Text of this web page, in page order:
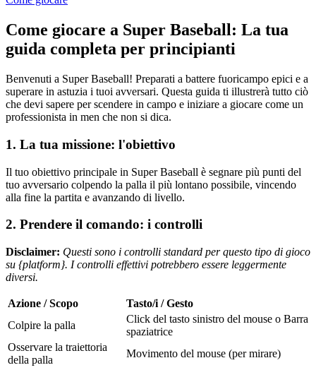
Come giocare a Super Baseball: La tua
guida completa per principianti
Benvenuti a Super Baseball! Preparati a battere fuoricampo epici e a
superare in astuzia i tuoi avversari. Questa guida ti illustrerà tutto ciò
che devi sapere per scendere in campo e iniziare a giocare come un
professionista in men che non si dica.
1. La tua missione: l'obiettivo
Il tuo obiettivo principale in Super Baseball è segnare più punti del
tuo avversario colpendo la palla il più lontano possibile, vincendo
alla fine la partita e avanzando di livello.
2. Prendere il comando: i controlli
Disclaimer: Questi sono i controlli standard per questo tipo di gioco
su {platform}. I controlli effettivi potrebbero essere leggermente
diversi.
Azione / Scopo
Tasto/i / Gesto
Colpire la palla
Click del tasto sinistro del mouse o Barra
spaziatrice
Osservare la traiettoria
della palla
Movimento del mouse (per mirare)